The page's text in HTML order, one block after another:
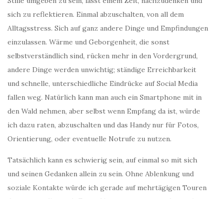
sich zu reflektieren. Einmal abzuschalten, von all dem
Alltagsstress. Sich auf ganz andere Dinge und Empfindungen
einzulassen. Wärme und Geborgenheit, die sonst
selbstverständlich sind, rücken mehr in den Vordergrund,
andere Dinge werden unwichtig; ständige Erreichbarkeit
und schnelle, unterschiedliche Eindrücke auf Social Media
fallen weg. Natürlich kann man auch ein Smartphone mit in
den Wald nehmen, aber selbst wenn Empfang da ist, würde
ich dazu raten, abzuschalten und das Handy nur für Fotos,
Orientierung, oder eventuelle Notrufe zu nutzen.
Tatsächlich kann es schwierig sein, auf einmal so mit sich
und seinen Gedanken allein zu sein. Ohne Ablenkung und
soziale Kontakte würde ich gerade auf mehrtägigen Touren